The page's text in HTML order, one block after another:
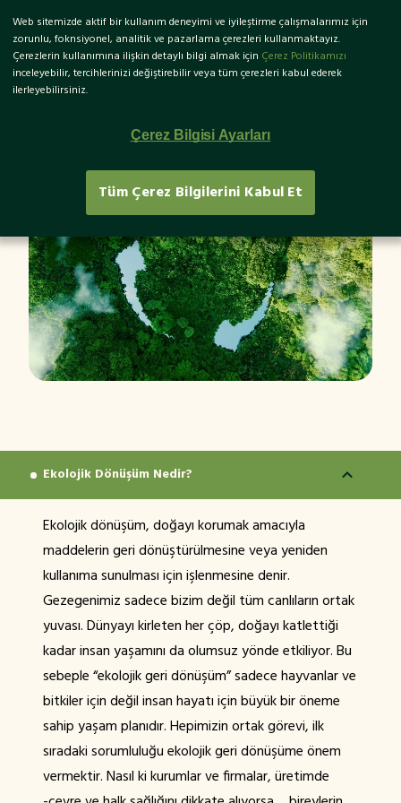
EN
Ekolojik Dönüşüm Nedir?
Ekolojik Dönüşüm Nedir?
Ekolojik dönüşüm, doğayı korumak amacıyla
maddelerin geri dönüştürülmesine veya yeniden
kullanıma sunulması için işlenmesine denir.
Gezegenimiz sadece bizim değil tüm canlıların ortak
yuvası. Dünyayı kirleten her çöp, doğayı katlettiği
kadar insan yaşamını da olumsuz yönde etkiliyor. Bu
sebeple “ekolojik geri dönüşüm” sadece hayvanlar ve
bitkiler için değil insan hayatı için büyük bir öneme
sahip yaşam planıdır. Hepimizin ortak görevi, ilk
sıradaki sorumluluğu ekolojik geri dönüşüme önem
vermektir. Nasıl ki kurumlar ve firmalar, üretimde
Web sitemizde aktif bir kullanım deneyimi ve iyileştirme çalışmalarımız için
zorunlu, foknsiyonel, analitik ve pazarlama çerezleri kullanmaktayız.
Çerezlerin kullanımına ilişkin detaylı bilgi almak için Çerez Politikamızı
inceleyebilir, tercihlerinizi değiştirebilir veya tüm çerezleri kabul ederek
ilerleyebilirsiniz.
Çerez Bilgisi Ayarları
Tüm Çerez Bilgilerini Kabul Et